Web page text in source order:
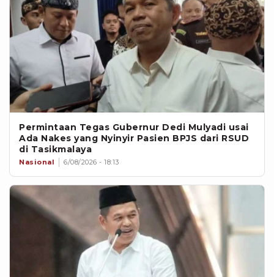
Permintaan Tegas Gubernur Dedi Mulyadi usai
Ada Nakes yang Nyinyir Pasien BPJS dari RSUD
di Tasikmalaya
Nasional 6/08/2026 - 18:13